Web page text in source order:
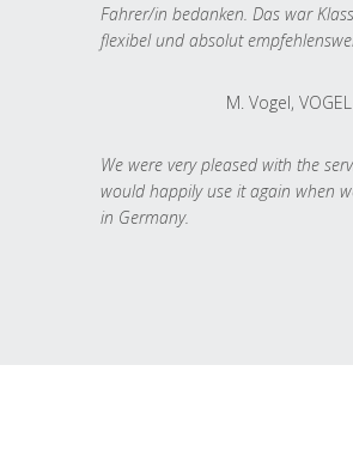
Fahrer/in bedanken. Das war
flexibel und absolut
M. Vogel,
We were very pleased with the
would happily use it again when
in Germany.